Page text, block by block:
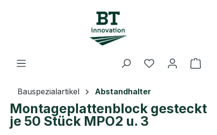
Zum Hauptinhalt springen
Du hast 0
Bauspezialartikel Abstandhalter
Montageplattenblock gesteckt
je 50 Stück MPO2 u. 3